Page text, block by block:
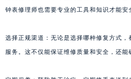
钟表修理师也需要专业的工具和知识才能安
选择正规渠道：无论是选择哪种修复方式
服务。这不仅能保证维修质量和安全，还能